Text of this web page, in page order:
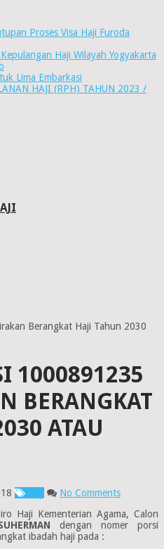
Proses Visa Haji Furoda
Haji Wilayah Yogyakarta
Lima Embarkasi
HAJI (RPH) TAHUN 2023 /
Berangkat Haji Tahun 2030
1000891235
BERANGKAT
ATAU
No Comments
Haji Kementerian Agama, Calon
dengan nomer porsi
ibadah haji pada :